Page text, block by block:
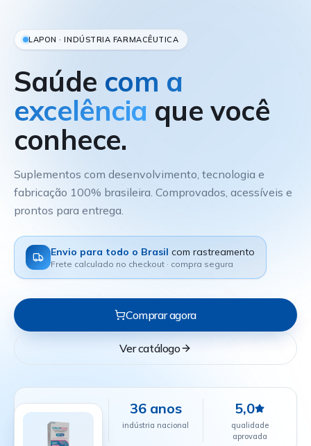
LAPON · INDÚSTRIA FARMACÊUTICA
Saúde com a
excelência que você
conhece.
Suplementos com desenvolvimento, tecnologia e
fabricação 100% brasileira. Comprovados, acessíveis e
prontos para entrega.
Envio para todo o Brasil com rastreamento
Frete calculado no checkout · compra segura
Comprar agora
Ver catálogo
+24 mil
farmácias
parceiras
36 anos
indústria nacional
5,0
qualidade
aprovada